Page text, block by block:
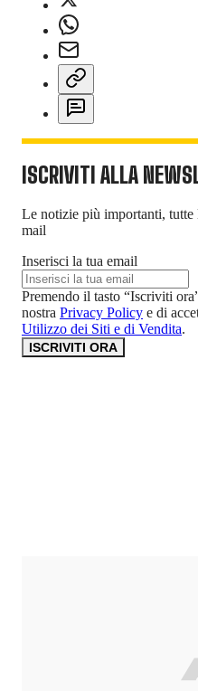
ISCRIVITI ALLA
Le notizie più importanti, tutte
mail
Inserisci la tua email
Premendo il tasto “Iscriviti
nostra Privacy Policy e di
Utilizzo dei Siti e di Vendita.
ISCRIVITI ORA